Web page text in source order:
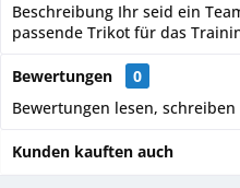
Beschreibung Ihr seid ein
passende Trikot für das
Bewertungen
0
Bewertungen lesen,
Kunden kauften auch